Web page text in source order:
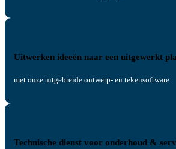
Uitwerken ideeën naar een uitgewerkt
met onze uitgebreide ontwerp- en tekensoftware
Technische dienst voor onderhoud &